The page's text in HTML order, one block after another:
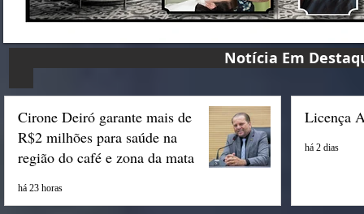
Notícia Em
Cirone Deiró garante mais de
R$2 milhões para saúde na
região do café e zona da mata
há 23 horas
Licença
há 2 dias